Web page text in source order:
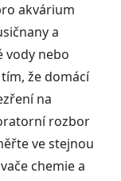
akvárium
a
vody nebo
že domácí
na
rozbor
ve stejnou
chemie a